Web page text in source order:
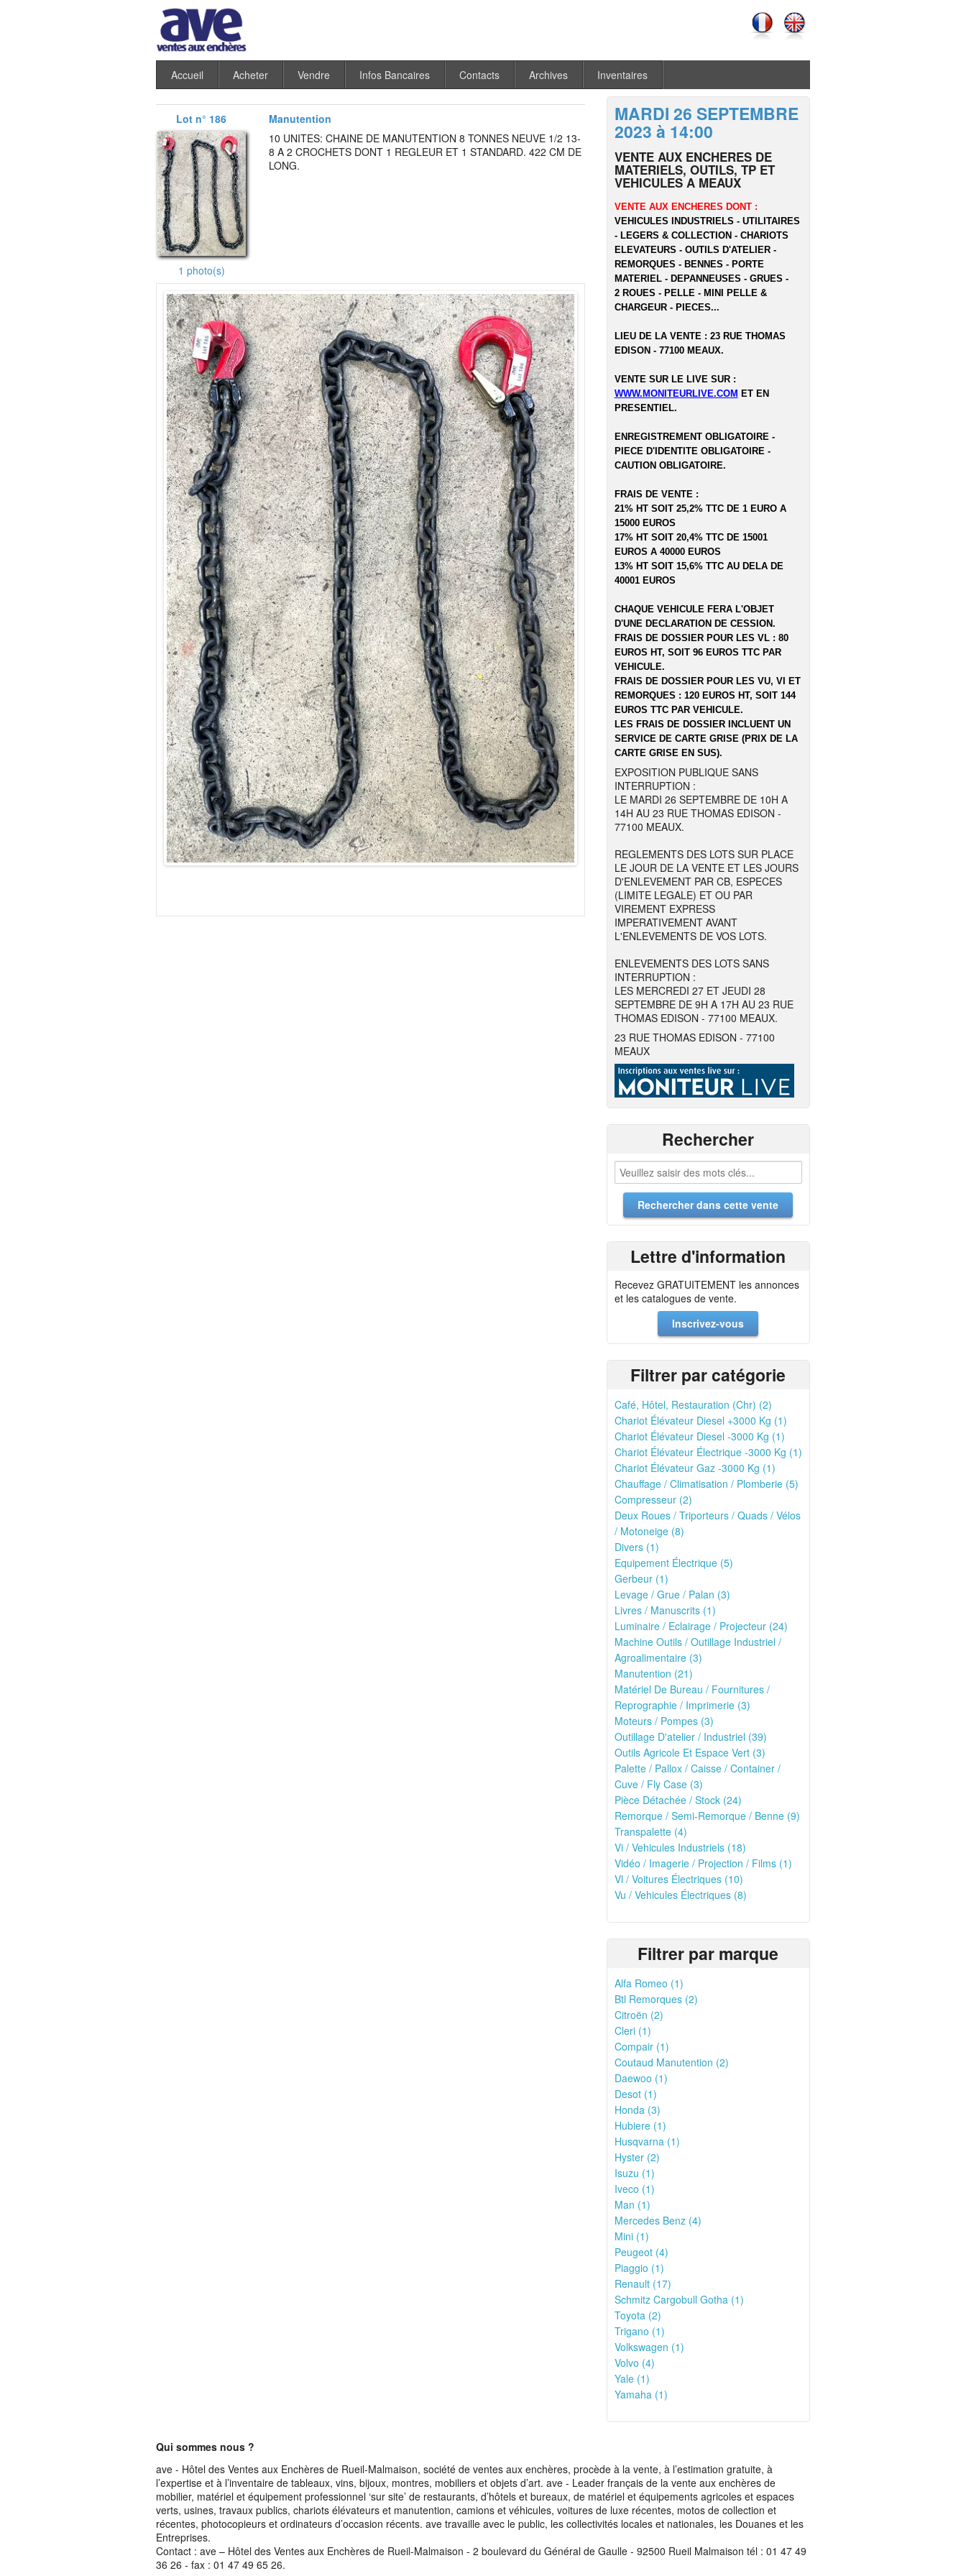
Accueil Acheter Vendre Infos Bancaires Contacts Archives Inventaires
Lot n° 186 Manutention
1 photo(s)
10 UNITES: CHAINE DE MANUTENTION 8 TONNES NEUVE 1/2 13-
8 A 2 CROCHETS DONT 1 REGLEUR ET 1 STANDARD. 422 CM DE
LONG.
MARDI 26 SEPTEMBRE
2023 à 14:00
VENTE AUX ENCHERES DE
MATERIELS, OUTILS, TP ET
VEHICULES A MEAUX
VENTE AUX ENCHERES DONT :
VEHICULES INDUSTRIELS - UTILITAIRES
- LEGERS & COLLECTION - CHARIOTS
ELEVATEURS - OUTILS D'ATELIER -
REMORQUES - BENNES - PORTE
MATERIEL - DEPANNEUSES - GRUES -
2 ROUES - PELLE - MINI PELLE &
CHARGEUR - PIECES...
LIEU DE LA VENTE : 23 RUE THOMAS
EDISON - 77100 MEAUX.
VENTE SUR LE LIVE SUR :
WWW.MONITEURLIVE.COM ET EN
PRESENTIEL.
ENREGISTREMENT OBLIGATOIRE -
PIECE D'IDENTITE OBLIGATOIRE -
CAUTION OBLIGATOIRE.
FRAIS DE VENTE :
21% HT SOIT 25,2% TTC DE 1 EURO A
15000 EUROS
17% HT SOIT 20,4% TTC DE 15001
EUROS A 40000 EUROS
13% HT SOIT 15,6% TTC AU DELA DE
40001 EUROS
CHAQUE VEHICULE FERA L'OBJET
D'UNE DECLARATION DE CESSION.
FRAIS DE DOSSIER POUR LES VL : 80
EUROS HT, SOIT 96 EUROS TTC PAR
VEHICULE.
FRAIS DE DOSSIER POUR LES VU, VI ET
REMORQUES : 120 EUROS HT, SOIT 144
EUROS TTC PAR VEHICULE.
LES FRAIS DE DOSSIER INCLUENT UN
SERVICE DE CARTE GRISE (PRIX DE LA
CARTE GRISE EN SUS).
EXPOSITION PUBLIQUE SANS
INTERRUPTION :
LE MARDI 26 SEPTEMBRE DE 10H A
14H AU 23 RUE THOMAS EDISON -
77100 MEAUX.
REGLEMENTS DES LOTS SUR PLACE
LE JOUR DE LA VENTE ET LES JOURS
D'ENLEVEMENT PAR CB, ESPECES
(LIMITE LEGALE) ET OU PAR
VIREMENT EXPRESS
IMPERATIVEMENT AVANT
L'ENLEVEMENTS DE VOS LOTS.
ENLEVEMENTS DES LOTS SANS
INTERRUPTION :
LES MERCREDI 27 ET JEUDI 28
SEPTEMBRE DE 9H A 17H AU 23 RUE
THOMAS EDISON - 77100 MEAUX.
23 RUE THOMAS EDISON - 77100
MEAUX
Rechercher
Lettre d'information
Recevez GRATUITEMENT les annonces
et les catalogues de vente.
Inscrivez-vous
Filtrer par catégorie
Café, Hôtel, Restauration (Chr) (2)
Chariot Élévateur Diesel +3000 Kg (1)
Chariot Élévateur Diesel -3000 Kg (1)
Chariot Élévateur Électrique -3000 Kg (1)
Chariot Élévateur Gaz -3000 Kg (1)
Chauffage / Climatisation / Plomberie (5)
Compresseur (2)
Deux Roues / Triporteurs / Quads / Vélos
/ Motoneige (8)
Divers (1)
Equipement Électrique (5)
Gerbeur (1)
Levage / Grue / Palan (3)
Livres / Manuscrits (1)
Luminaire / Eclairage / Projecteur (24)
Machine Outils / Outillage Industriel /
Agroalimentaire (3)
Manutention (21)
Matériel De Bureau / Fournitures /
Reprographie / Imprimerie (3)
Moteurs / Pompes (3)
Outillage D'atelier / Industriel (39)
Outils Agricole Et Espace Vert (3)
Palette / Pallox / Caisse / Container /
Cuve / Fly Case (3)
Pièce Détachée / Stock (24)
Remorque / Semi-Remorque / Benne (9)
Transpalette (4)
Vi / Vehicules Industriels (18)
Vidéo / Imagerie / Projection / Films (1)
Vl / Voitures Électriques (10)
Vu / Vehicules Électriques (8)
Filtrer par marque
Alfa Romeo (1)
Btl Remorques (2)
Citroën (2)
Cleri (1)
Compair (1)
Coutaud Manutention (2)
Daewoo (1)
Desot (1)
Honda (3)
Hubiere (1)
Husqvarna (1)
Hyster (2)
Isuzu (1)
Iveco (1)
Man (1)
Mercedes Benz (4)
Mini (1)
Peugeot (4)
Piaggio (1)
Renault (17)
Schmitz Cargobull Gotha (1)
Toyota (2)
Trigano (1)
Volkswagen (1)
Volvo (4)
Yale (1)
Yamaha (1)
Qui sommes nous ?
ave - Hôtel des Ventes aux Enchères de Rueil-Malmaison, société de ventes aux enchères, procède à la vente, à l’estimation gratuite, à
l’expertise et à l’inventaire de tableaux, vins, bijoux, montres, mobiliers et objets d’art. ave - Leader français de la vente aux enchères de
mobilier, matériel et équipement professionnel ‘sur site’ de restaurants, d’hôtels et bureaux, de matériel et équipements agricoles et espaces
verts, usines, travaux publics, chariots élévateurs et manutention, camions et véhicules, voitures de luxe récentes, motos de collection et
récentes, photocopieurs et ordinateurs d’occasion récents. ave travaille avec le public, les collectivités locales et nationales, les Douanes et les
Entreprises.
Contact : ave – Hôtel des Ventes aux Enchères de Rueil-Malmaison - 2 boulevard du Général de Gaulle - 92500 Rueil Malmaison tél : 01 47 49
36 26 - fax : 01 47 49 65 26.